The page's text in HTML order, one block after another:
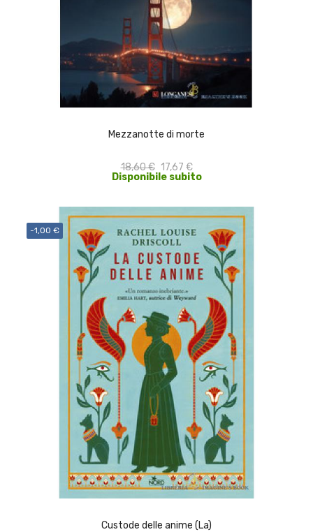
Mezzanotte di morte
18,60 € 17,67 €
Disponibile subito
-1,00 €
Custode delle anime (La)
ACQUISTA